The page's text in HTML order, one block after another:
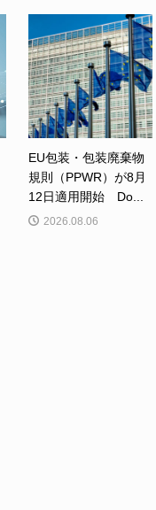
EU包装・包装廃棄物
規則（PPWR）が8月
12日適用開始 Do...
2026.08.06